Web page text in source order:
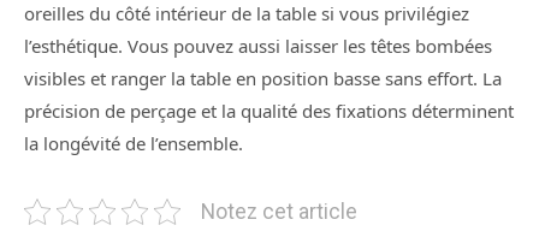
oreilles du côté intérieur de la table si vous privilégiez
l’esthétique. Vous pouvez aussi laisser les têtes bombées
visibles et ranger la table en position basse sans effort. La
précision de perçage et la qualité des fixations déterminent
la longévité de l’ensemble.
Notez cet article